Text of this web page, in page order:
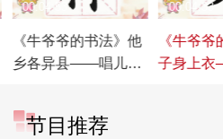
《牛爷爷的书法》他
乡各异县——唱儿歌
00:04:53
《牛爷
子身上
00:04:33
节目推荐